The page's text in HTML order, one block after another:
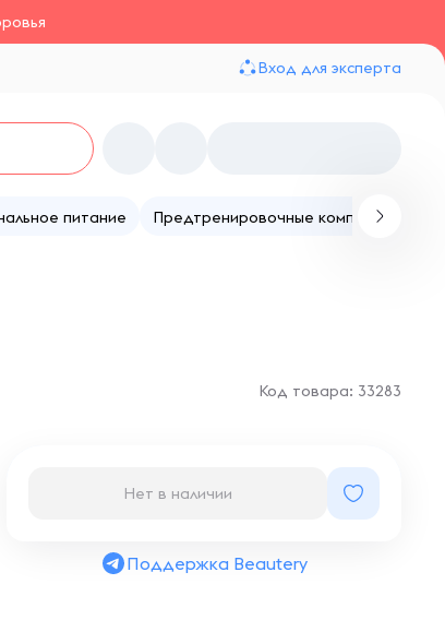
Вход для эксперта
питание Предтренировочные комплексы
Код товара: 33283
Нет в наличии
Поддержка Beautery